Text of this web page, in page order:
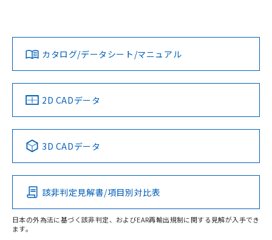
ダウンロードデータをご利用いただく前に、以下を必ずお読
みください。
ソフトウェアの使用条件
対応済み
中国 RoHS 注意事項・凡例
Pb Hg Cd Cr(VI)
O
LR型式承認
（イギリス
船舶規格）
DNV型式承認
（ノルウェー
BV型式承認
（フランス
KR型式
（韓国
No No No No
この製品の規格認証/適合状況ページへ
その他の認証はこちらのページからご検索ください
カタログ/データシート/マニュアル
2D CADデータ
3D CADデータ
該非判定見解書/項目別対比表
日本の外為法に基づく該非判定、およびEAR再輸出規制に関する見解が入手でき
ます。